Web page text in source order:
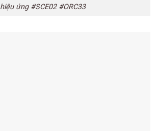
hiệu ứng #SCE02 #ORC33